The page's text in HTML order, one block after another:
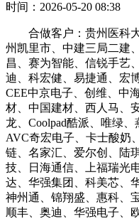
时间：2026-05-20 08:38
合做客户：贵州医科大
州凯里市、中建三局二建
昌、赛为智能、信锐手艺
迪、科宏健、易捷通、宏
CEE中京电子、创维、中
材、中国建材、西人马、
龙、Coolpad酷派、唯绿
AVC奇宏电子、卡士酸奶
链、名家汇、爱尔创、陆
技、日海通信、上福瑞光
达、华强集团、科美芯、
神州通、锦翔盛、惠科、
顺丰、奥迪、华强电子、